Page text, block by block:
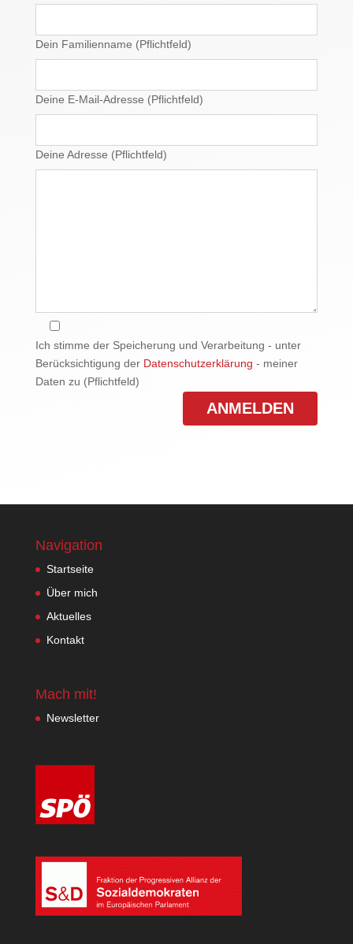
Dein Familienname (Pflichtfeld)
Deine E-Mail-Adresse (Pflichtfeld)
Deine Adresse (Pflichtfeld)
Ich stimme der Speicherung und Verarbeitung - unter
Berücksichtigung der Datenschutzerklärung - meiner
Daten zu (Pflichtfeld)
Navigation
Startseite
Über mich
Aktuelles
Kontakt
Mach mit!
Newsletter